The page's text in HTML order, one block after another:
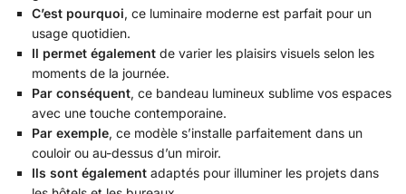
C’est pourquoi, ce luminaire moderne est parfait pour un
usage quotidien.
Il permet également de varier les plaisirs visuels selon les
moments de la journée.
Par conséquent, ce bandeau lumineux sublime vos espaces
avec une touche contemporaine.
Par exemple, ce modèle s’installe parfaitement dans un
couloir ou au-dessus d’un miroir.
Ils sont également adaptés pour illuminer les projets dans